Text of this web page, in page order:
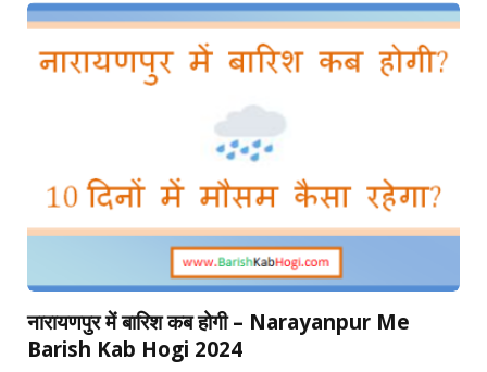
नारायणपुर में बारिश कब होगी – Narayanpur Me
Barish Kab Hogi 2024